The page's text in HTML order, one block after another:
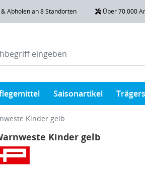
Abholen an 8 Standorten Über 70.000
Saisonartikel
Kinder gelb
Kinder gelb